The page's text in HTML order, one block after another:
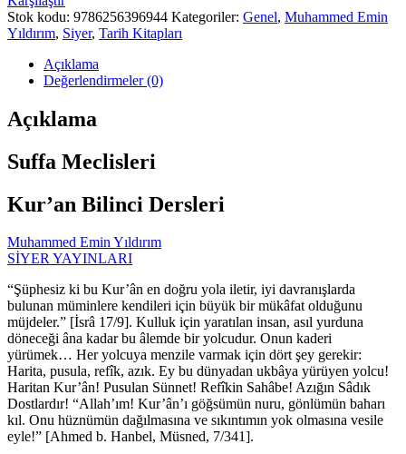
Stok kodu: 9786256396944 Kategoriler: Genel, Muhammed Emin
Yıldırım, Siyer, Tarih Kitapları
Açıklama
Değerlendirmeler (0)
Açıklama
Suffa Meclisleri
Kur’an Bilinci Dersleri
Muhammed Emin Yıldırım
SİYER YAYINLARI
“Şüphesiz ki bu Kur’ân en doğru yola iletir, iyi davranışlarda
bulunan müminlere kendileri için büyük bir mükâfat olduğunu
müjdeler.” [İsrâ 17/9]. Kulluk için yaratılan insan, asıl yurduna
döneceği âna kadar bu âlemde bir yolcudur. Onun kaderi
yürümek… Her yolcuya menzile varmak için dört şey gerekir:
Harita, pusula, refîk, azık. Ey bu dünyadan ukbâya yürüyen yolcu!
Haritan Kur’ân! Pusulan Sünnet! Refîkin Sahâbe! Azığın Sâdık
Dostlardır! “Allah’ım! Kur’ân’ı göğsümün nuru, gönlümün baharı
kıl. Onu hüznümün dağılmasına ve sıkıntımın yok olmasına vesile
eyle!” [Ahmed b. Hanbel, Müsned, 7/341].